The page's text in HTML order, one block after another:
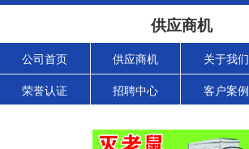
供应商机
公司首页 供应商机 关于我们
荣誉认证 招聘中心 客户案例